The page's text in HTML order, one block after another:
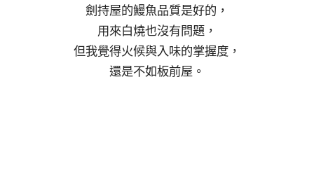
劍持屋的鰻魚品質是好的，
用來白燒也沒有問題，
但我覺得火候與入味的掌握度，
還是不如板前屋。